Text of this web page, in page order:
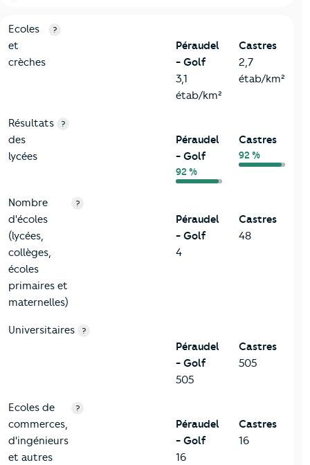
4-Education
Critères
Ecoles
et
crèches
?
Péraudel
- Golf
3,1
étab/km²
Castres
2,7
étab/km²
Résultats
des
lycées
?
Péraudel
- Golf
92 %
Castres
92 %
Nombre
d'écoles
(lycées,
collèges,
écoles
primaires et
maternelles)
?
Péraudel
- Golf
4
Castres
48
Universitaires ?
Péraudel
- Golf
505
Castres
505
Ecoles de
commerces,
d'ingénieurs
et autres
?
Péraudel
- Golf
16
Castres
16